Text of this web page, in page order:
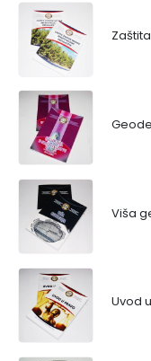
Viša
Uvod